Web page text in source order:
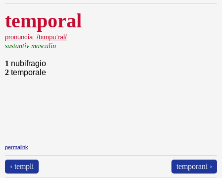
temporal
pronuncia: /tɛmpuˈral/
sustantiv masculin
1 nubifragio
2 temporale
permalink
‹ templi temporani ›